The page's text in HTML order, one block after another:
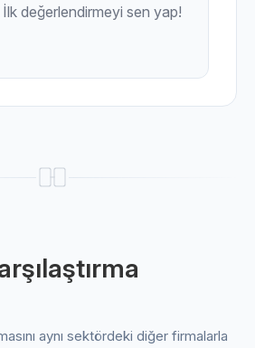
İlk değerlendirmeyi sen yap!
aynı sektördeki diğer firmalarla